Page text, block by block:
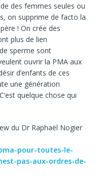
des femmes seules ou
on supprime de facto la
! On crée des
plus de lien
sperme sont
ouvrir la PMA aux
d’enfants de ces
une génération
quelque chose qui
du Dr Raphaël Nogier
pour-toutes-le-
pas-aux-ordres-de-